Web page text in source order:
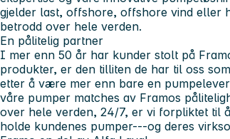
gjelder last, offshore, offshore vind eller
betrodd over hele verden.
En pålitelig partner
I mer enn 50 år har kunder stolt på
produkter, er den tilliten de har til oss
etter å være mer enn bare en
våre pumper matches av Framos
over hele verden, 24/7, er vi forpliktet til
holde kundenes pumper---og deres